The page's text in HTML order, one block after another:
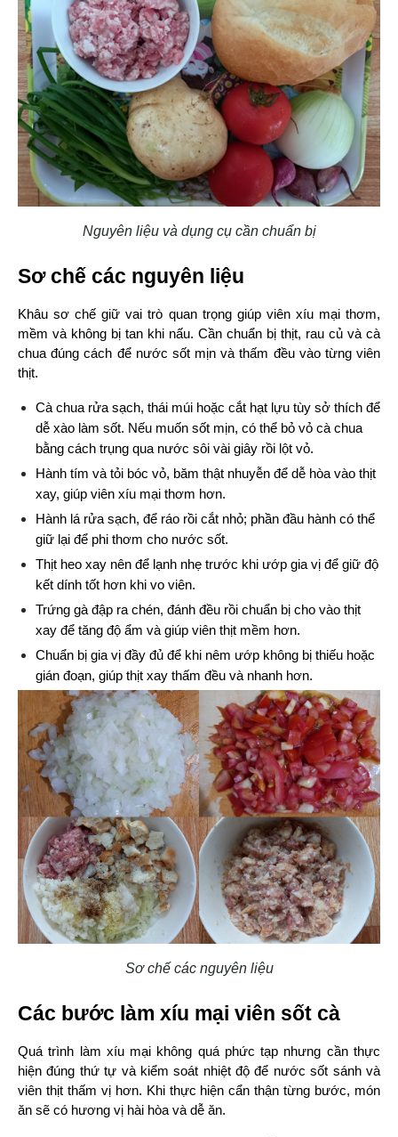
Nguyên liệu và dụng cụ cần chuẩn bị
Sơ chế các nguyên liệu
Khâu sơ chế giữ vai trò quan trọng giúp viên xíu mại thơm,
mềm và không bị tan khi nấu. Cần chuẩn bị thịt, rau củ và cà
chua đúng cách để nước sốt mịn và thấm đều vào từng viên
thịt.
Cà chua rửa sạch, thái múi hoặc cắt hạt lựu tùy sở thích để
dễ xào làm sốt. Nếu muốn sốt mịn, có thể bỏ vỏ cà chua
bằng cách trụng qua nước sôi vài giây rồi lột vỏ.
Hành tím và tỏi bóc vỏ, băm thật nhuyễn để dễ hòa vào thịt
xay, giúp viên xíu mại thơm hơn.
Hành lá rửa sạch, để ráo rồi cắt nhỏ; phần đầu hành có thể
giữ lại để phi thơm cho nước sốt.
Thịt heo xay nên để lạnh nhẹ trước khi ướp gia vị để giữ độ
kết dính tốt hơn khi vo viên.
Trứng gà đập ra chén, đánh đều rồi chuẩn bị cho vào thịt
xay để tăng độ ẩm và giúp viên thịt mềm hơn.
Chuẩn bị gia vị đầy đủ để khi nêm ướp không bị thiếu hoặc
gián đoạn, giúp thịt xay thấm đều và nhanh hơn.
Sơ chế các nguyên liệu
Các bước làm xíu mại viên sốt cà
Quá trình làm xíu mại không quá phức tạp nhưng cần thực
hiện đúng thứ tự và kiểm soát nhiệt độ để nước sốt sánh và
viên thịt thấm vị hơn. Khi thực hiện cẩn thận từng bước, món
ăn sẽ có hương vị hài hòa và dễ ăn.